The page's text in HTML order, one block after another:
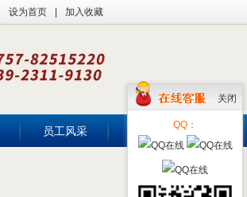
设为首页 加入收藏
员工风采 联系我们
关闭
QQ：